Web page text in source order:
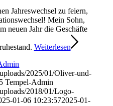
Jahreswechsel zu feiern,
Mein Sohn,
neuen Jahr die Geschäfte
Weiterlesen
2025/01/Oliver-und-
Tempel-Admin
2018/01/Logo-
01-06 10:23:572025-01-